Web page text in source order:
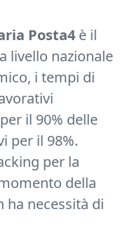
Posta4 è il
livello nazionale
i tempi di
il 90% delle
per il 98%.
per la
della
ha necessità di